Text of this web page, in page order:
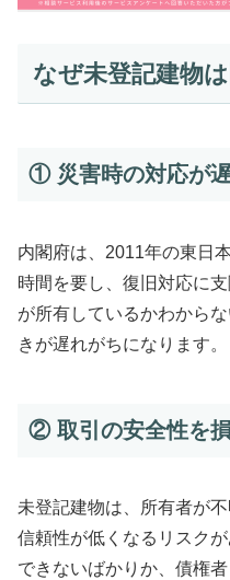
なぜ未登記建物
① 災害時の対応が
内閣府は、2011年の東日
時間を要し、復旧対応に
が所有しているかわから
きが遅れがちになります。
② 取引の安全性を
未登記建物は、所有者が
信頼性が低くなるリスク
できないばかりか、債権